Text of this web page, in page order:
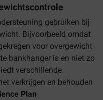
gebruiken bij
Bijvoorbeeld omdat
voor overgewicht
bankhanger is en niet zo
verschillende
verkrijgen en behouden
Plan